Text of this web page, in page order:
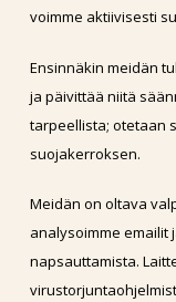
voimme aktiivisesti
Ensinnäkin meidän
ja päivittää niitä
tarpeellista; otetaan
suojakerroksen.
Meidän on oltava
analysoimme emailit
napsauttamista.